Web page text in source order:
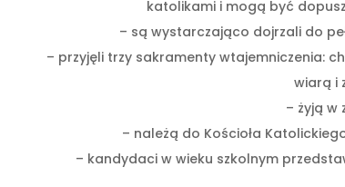
katolikami i mogą być
– są wystarczająco dojrzali do
– przyjęli trzy sakramenty wtajemniczenia:
wiarą i
– żyją w
– należą do Kościoła
– kandydaci w wieku szkolnym